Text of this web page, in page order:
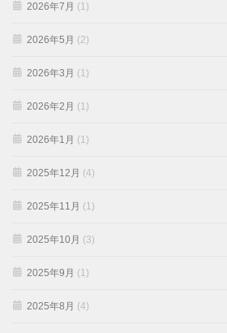
2026年7月 (1)
2026年5月 (2)
2026年3月 (1)
2026年2月 (1)
2026年1月 (1)
2025年12月 (4)
2025年11月 (1)
2025年10月 (3)
2025年9月 (1)
2025年8月 (4)